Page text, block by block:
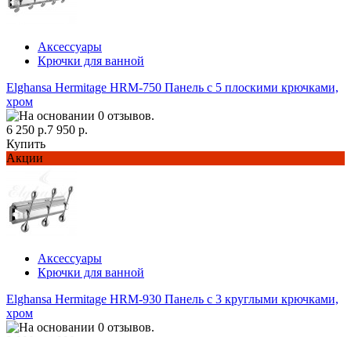
Аксессуары
Крючки для ванной
Elghansa Hermitage HRM-750 Панель с 5 плоскими крючками,
хром
6 250 р.7 950 р.
Купить
Акции
Аксессуары
Крючки для ванной
Elghansa Hermitage HRM-930 Панель с 3 круглыми крючками,
хром